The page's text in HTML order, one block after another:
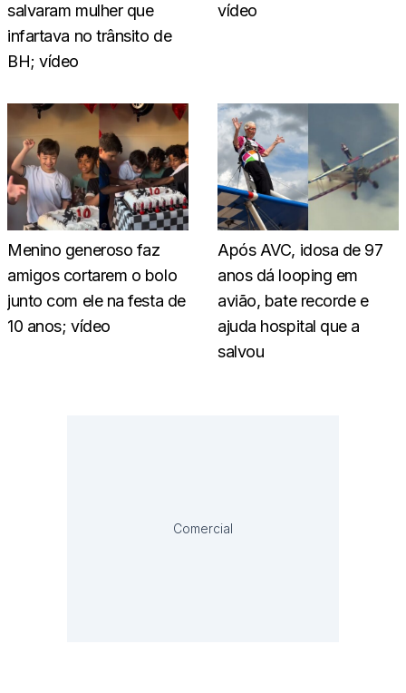
salvaram mulher que
infartava no trânsito de
BH; vídeo
vídeo
Menino generoso faz
amigos cortarem o bolo
junto com ele na festa de
10 anos; vídeo
Após AVC, idosa de 97
anos dá looping em
avião, bate recorde e
ajuda hospital que a
salvou
Comercial